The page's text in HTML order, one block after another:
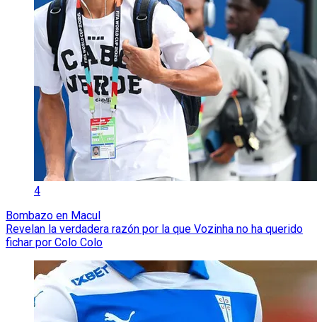
4
Bombazo en Macul
Revelan la verdadera razón por la que Vozinha no ha querido
fichar por Colo Colo